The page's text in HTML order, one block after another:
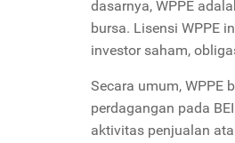
dasarnya, WPPE
bursa. Lisensi WPPE
investor saham,
Secara umum, WPPE
perdagangan pada
aktivitas penjualan